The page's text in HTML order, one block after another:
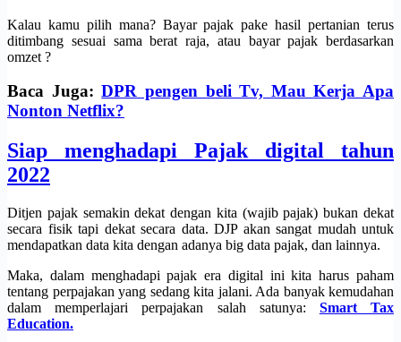
Kalau kamu pilih mana? Bayar pajak pake hasil pertanian terus
ditimbang sesuai sama berat raja, atau bayar pajak berdasarkan
omzet ?
Baca Juga:DPR pengen beli Tv, Mau Kerja Apa
Nonton Netflix?
Siap menghadapi Pajak digital tahun
2022
Ditjen pajak semakin dekat dengan kita (wajib pajak) bukan dekat
secara fisik tapi dekat secara data. DJP akan sangat mudah untuk
mendapatkan data kita dengan adanya big data pajak, dan lainnya.
Maka, dalam menghadapi pajak era digital ini kita harus paham
tentang perpajakan yang sedang kita jalani. Ada banyak kemudahan
dalam memperlajari perpajakan salah satunya: Smart Tax
Education.